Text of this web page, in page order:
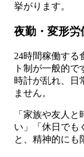
挙がります。
夜勤・変形労
24時間稼働する
ト制が一般的
時計が乱れ、日
ません。
「家族や友人
い」「休日でも
と、精神的にも